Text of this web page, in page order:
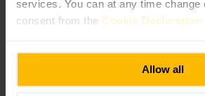
services. You can at any time change
consent from the Cookie Declaration
Allow all
适合